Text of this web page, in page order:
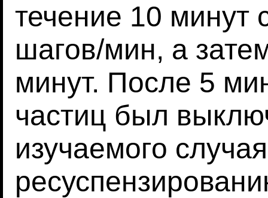
течение 10 минут
шагов/мин, а
минут. После 5
частиц был
изучаемого